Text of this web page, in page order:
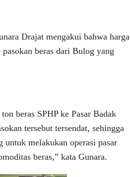
Drajat mengakui bahwa harga
beras dari Bulog yang
beras SPHP ke Pasar Badak
tersebut tersendat, sehingga
melakukan operasi pasar
beras,” kata Gunara.